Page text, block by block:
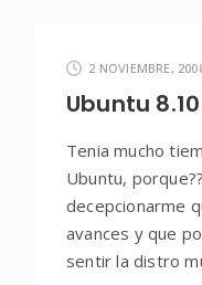
2 NOVIEMBRE,
Ubuntu
Tenia mucho
Ubuntu,
decepcionarme
avances y que
sentir la distro